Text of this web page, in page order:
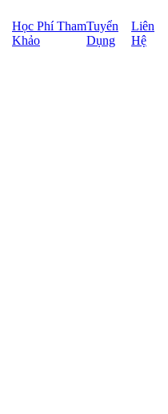
Học Phí Tham
Khảo
Tuyển
Dụng
Liên
Hệ